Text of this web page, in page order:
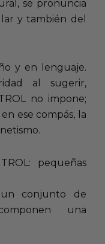
se pronuncia
y también del
y en lenguaje.
al sugerir,
no impone;
ese compás, la
pequeñas
un conjunto de
una